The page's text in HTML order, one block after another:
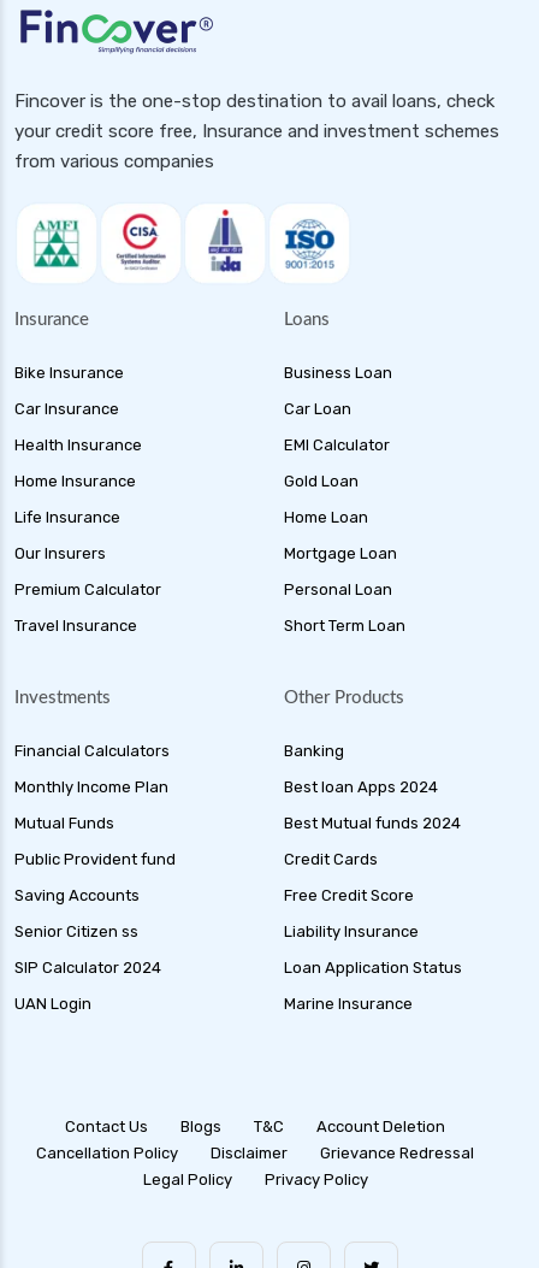
Fincover is the one-stop destination to avail loans, check
your credit score free, Insurance and investment schemes
from various companies
Insurance
Bike Insurance
Car Insurance
Health Insurance
Home Insurance
Life Insurance
Our Insurers
Premium Calculator
Travel Insurance
Loans
Business Loan
Car Loan
EMI Calculator
Gold Loan
Home Loan
Mortgage Loan
Personal Loan
Short Term Loan
Investments
Financial Calculators
Monthly Income Plan
Mutual Funds
Public Provident fund
Saving Accounts
Senior Citizen ss
SIP Calculator 2024
UAN Login
Other Products
Banking
Best loan Apps 2024
Best Mutual funds 2024
Credit Cards
Free Credit Score
Liability Insurance
Loan Application Status
Marine Insurance
Contact Us Blogs T&C
Account Deletion
Cancellation Policy
Disclaimer
Grievance Redressal
Legal Policy
Privacy Policy